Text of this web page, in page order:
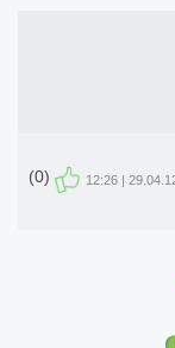
29.04.12 |
(0)